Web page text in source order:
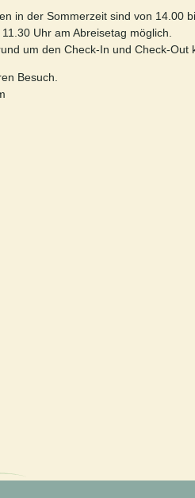
in der Sommerzeit sind von 14.00
Uhr am Abreisetag möglich.
um den Check-In und Check-Out
Besuch.